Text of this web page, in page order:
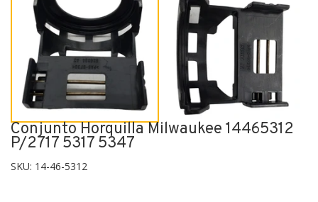
Conjunto Horquilla Milwaukee 14465312
P/2717 5317 5347
SKU: 14-46-5312